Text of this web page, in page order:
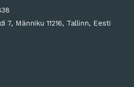
7, Männiku 11216, Tallinn, Eesti